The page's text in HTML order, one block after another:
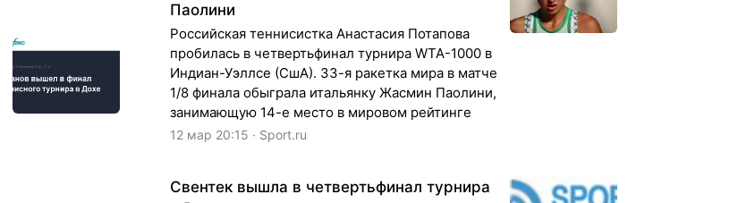
Паолини
Российская теннисистка Анастасия Потапова
пробилась в четвертьфинал турнира WTA-1000 в
Индиан-Уэллсе (СшА). 33-я ракетка мира в матче
1/8 финала обыграла итальянку Жасмин Паолини,
занимающую 14-е место в мировом рейтинге
12 мар 20:15 · Sport.ru
Свентек вышла в четвертьфинал турнира